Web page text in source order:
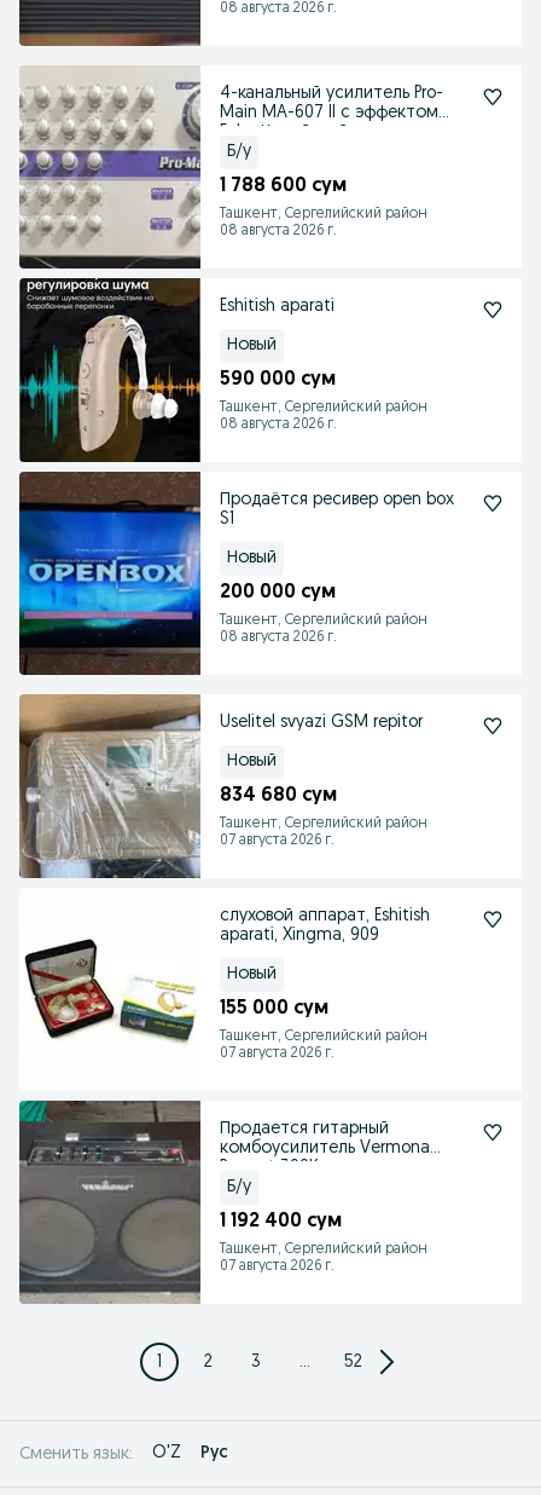
08 августа 2026 г.
4-канальный усилитель Pro-
Main MA-607 II с эффектом
Б/у
1 788 600 сум
Ташкент, Сергелийский район
08 августа 2026 г.
Eshitish aparati
Новый
590 000 сум
Ташкент, Сергелийский район
08 августа 2026 г.
Продаётся ресивер open box
S1
Новый
200 000 сум
Ташкент, Сергелийский район
08 августа 2026 г.
Uselitel svyazi GSM repitor
Новый
834 680 сум
Ташкент, Сергелийский район
07 августа 2026 г.
слуховой аппарат, Eshitish
aparati, Xingma, 909
Новый
155 000 сум
Ташкент, Сергелийский район
07 августа 2026 г.
Продается гитарный
комбоусилитель Vermona
Б/у
1 192 400 сум
Ташкент, Сергелийский район
07 августа 2026 г.
1 2 3 ... 52
Сменить язык: O'Z Рус